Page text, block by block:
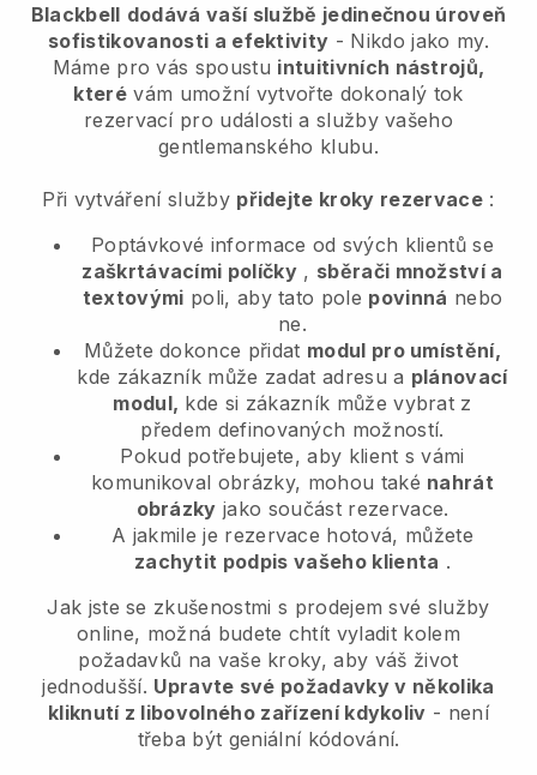
Blackbell dodává vaší službě jedinečnou úroveň
sofistikovanosti a efektivity - Nikdo jako my.
Máme pro vás spoustu intuitivních nástrojů,
které vám umožní vytvořte dokonalý tok
rezervací pro události a služby vašeho
gentlemanského klubu.
Při vytváření služby přidejte kroky rezervace:
Poptávkové informace od svých klientů se
zaškrtávacími políčky , sběrači množství a
textovými poli, aby tato pole povinná nebo
ne.
Můžete dokonce přidat modul pro umístění,
kde zákazník může zadat adresu a plánovací
modul, kde si zákazník může vybrat z
předem definovaných možností.
Pokud potřebujete, aby klient s vámi
komunikoval obrázky, mohou také nahrát
obrázky jako součást rezervace.
A jakmile je rezervace hotová, můžete
zachytit podpis vašeho klienta .
Jak jste se zkušenostmi s prodejem své služby
online, možná budete chtít vyladit kolem
požadavků na vaše kroky, aby váš život
jednodušší. Upravte své požadavky v několika
kliknutí z libovolného zařízení kdykoliv - není
třeba být geniální kódování.